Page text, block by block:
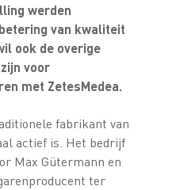
werden
van kwaliteit
ook de overige
voor
met ZetesMedea.
fabrikant van
actief is. Het bedrijf
Max Gütermann en
ter